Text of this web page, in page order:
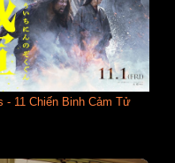
- 11 Chiến Binh Cảm Tử